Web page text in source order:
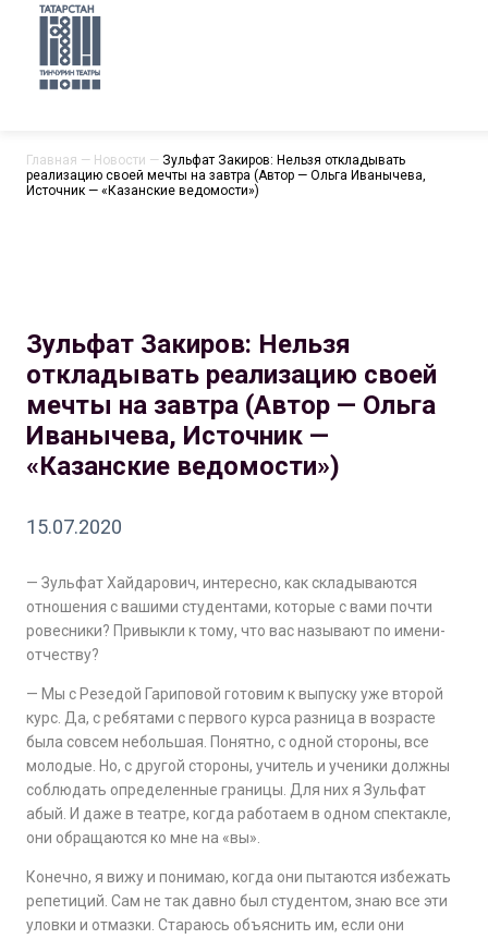
Главная — Новости — Зульфат Закиров: Нельзя откладывать
реализацию своей мечты на завтра (Автор — Ольга Иванычева,
Источник — «Казанские ведомости»)
Зульфат Закиров: Нельзя
откладывать реализацию своей
мечты на завтра (Автор — Ольга
Иванычева, Источник —
«Казанские ведомости»)
15.07.2020
— Зульфат Хайдарович, интересно, как складываются
отношения с вашими студентами, которые с вами почти
ровесники? Привыкли к тому, что вас называют по имени-
отчеству?
— Мы с Резедой Гариповой готовим к выпуску уже второй
курс. Да, с ребятами с первого курса разница в возрасте
была совсем небольшая. Понятно, с одной стороны, все
молодые. Но, с другой стороны, учитель и ученики должны
соблюдать определенные границы. Для них я Зульфат
абый. И даже в театре, когда работаем в одном спектакле,
они обращаются ко мне на «вы».
Конечно, я вижу и понимаю, когда они пытаются избежать
репетиций. Сам не так давно был студентом, знаю все эти
уловки и отмазки. Стараюсь объяснить им, если они